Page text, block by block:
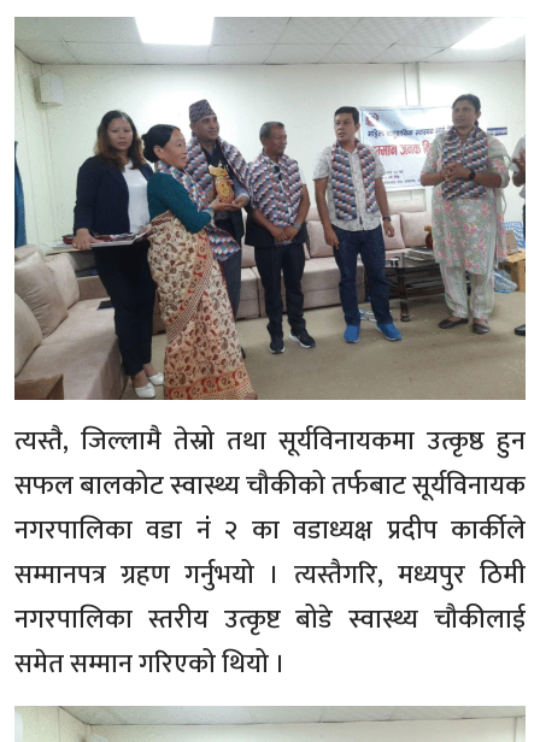
त्यस्तै, जिल्लामै तेस्रो तथा सूर्यविनायकमा उत्कृष्ठ हुन
सफल बालकोट स्वास्थ्य चौकीको तर्फबाट सूर्यविनायक
नगरपालिका वडा नंं २ का वडाध्यक्ष प्रदीप कार्कीले
सम्मानपत्र ग्रहण गर्नुभयो । त्यस्तैगरि, मध्यपुर ठिमी
नगरपालिका स्तरीय उत्कृष्ट बोडे स्वास्थ्य चौकीलाई
समेत सम्मान गरिएको थियो ।